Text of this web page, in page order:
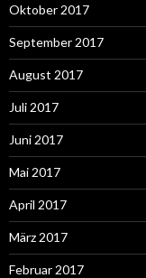
Oktober 2017
September 2017
August 2017
Juli 2017
Juni 2017
Mai 2017
April 2017
März 2017
Februar 2017